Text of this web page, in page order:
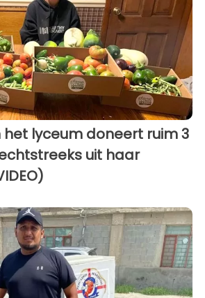
lyceum doneert ruim 3
uit haar